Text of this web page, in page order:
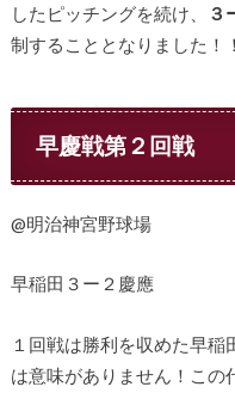
したピッチングを続け、
３
制することとなりました！！
早慶戦第２回戦
@明治神宮野球場
早稲田３ー２慶應
１回戦は勝利を収めた早
は意味がありません！この